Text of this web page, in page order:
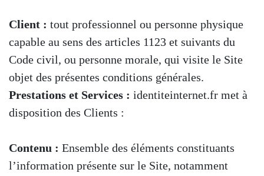
Client : tout professionnel ou personne physique
capable au sens des articles 1123 et suivants du
Code civil, ou personne morale, qui visite le Site
objet des présentes conditions générales.
Prestations et Services : identiteinternet.fr met à
disposition des Clients :
Contenu : Ensemble des éléments constituants
l’information présente sur le Site, notamment